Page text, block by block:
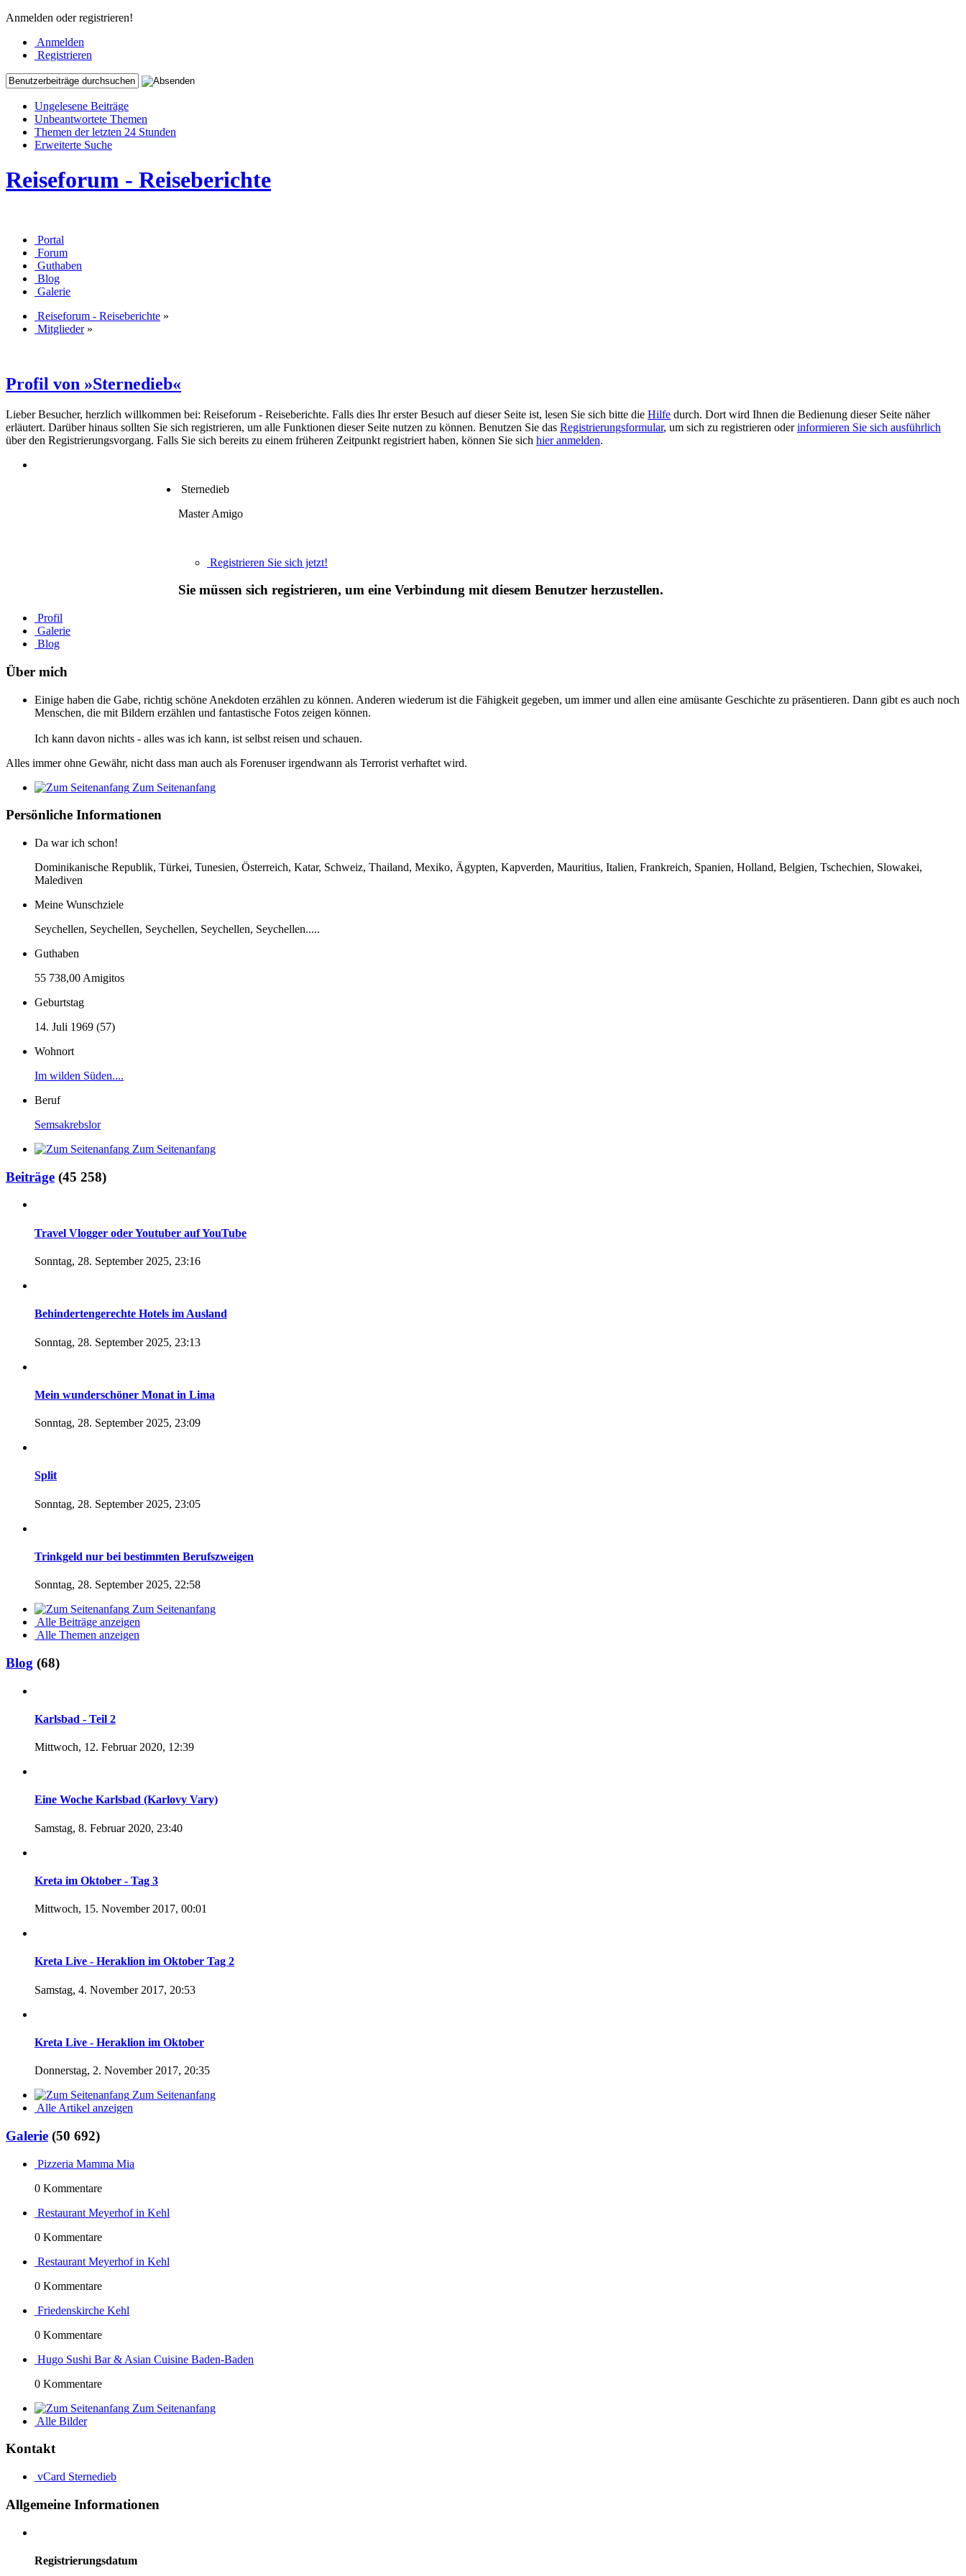
Anmelden oder registrieren!
Anmelden
Registrieren
Ungelesene Beiträge
Unbeantwortete Themen
Themen der letzten 24 Stunden
Erweiterte Suche
Reiseforum - Reiseberichte
Portal
Forum
Guthaben
Blog
Galerie
Reiseforum - Reiseberichte »
Mitglieder»
Profil von »Sternedieb«
Lieber Besucher, herzlich willkommen bei: Reiseforum - Reiseberichte. Falls dies Ihr erster Besuch auf dieser Seite ist, lesen Sie sich bitte die Hilfe durch. Dort wird Ihnen die Bedienung dieser Seite näher
erläutert. Darüber hinaus sollten Sie sich registrieren, um alle Funktionen dieser Seite nutzen zu können. Benutzen Sie das Registrierungsformular, um sich zu registrieren oderinformieren Sie sich ausführlich
über den Registrierungsvorgang. Falls Sie sich bereits zu einem früheren Zeitpunkt registriert haben, können Sie sich hier anmelden.
Sternedieb
Master Amigo
Registrieren Sie sich jetzt!
Sie müssen sich registrieren, um eine Verbindung mit diesem Benutzer herzustellen.
Profil
Galerie
Blog
Über mich
Einige haben die Gabe, richtig schöne Anekdoten erzählen zu können. Anderen wiederum ist die Fähigkeit gegeben, um immer und allen eine amüsante Geschichte zu präsentieren. Dann gibt es auch noch
Menschen, die mit Bildern erzählen und fantastische Fotos zeigen können.
Ich kann davon nichts - alles was ich kann, ist selbst reisen und schauen.
Alles immer ohne Gewähr, nicht dass man auch als Forenuser irgendwann als Terrorist verhaftet wird.
Zum Seitenanfang
Persönliche Informationen
Da war ich schon!
Dominikanische Republik, Türkei, Tunesien, Österreich, Katar, Schweiz, Thailand, Mexiko, Ägypten, Kapverden, Mauritius, Italien, Frankreich, Spanien, Holland, Belgien, Tschechien, Slowakei,
Malediven
Meine Wunschziele
Seychellen, Seychellen, Seychellen, Seychellen, Seychellen.....
Guthaben
55 738,00 Amigitos
Geburtstag
14. Juli 1969 (57)
Wohnort
Im wilden Süden....
Beruf
Semsakrebslor
Zum Seitenanfang
Beiträge (45 258)
Travel Vlogger oder Youtuber auf YouTube
Sonntag, 28. September 2025, 23:16
Behindertengerechte Hotels im Ausland
Sonntag, 28. September 2025, 23:13
Mein wunderschöner Monat in Lima
Sonntag, 28. September 2025, 23:09
Split
Sonntag, 28. September 2025, 23:05
Trinkgeld nur bei bestimmten Berufszweigen
Sonntag, 28. September 2025, 22:58
Zum Seitenanfang
Alle Beiträge anzeigen
Alle Themen anzeigen
Blog (68)
Karlsbad - Teil 2
Mittwoch, 12. Februar 2020, 12:39
Eine Woche Karlsbad (Karlovy Vary)
Samstag, 8. Februar 2020, 23:40
Kreta im Oktober - Tag 3
Mittwoch, 15. November 2017, 00:01
Kreta Live - Heraklion im Oktober Tag 2
Samstag, 4. November 2017, 20:53
Kreta Live - Heraklion im Oktober
Donnerstag, 2. November 2017, 20:35
Zum Seitenanfang
Alle Artikel anzeigen
Galerie (50 692)
Pizzeria Mamma Mia
0 Kommentare
Restaurant Meyerhof in Kehl
0 Kommentare
Restaurant Meyerhof in Kehl
0 Kommentare
Friedenskirche Kehl
0 Kommentare
Hugo Sushi Bar & Asian Cuisine Baden-Baden
0 Kommentare
Zum Seitenanfang
Alle Bilder
Kontakt
vCard Sternedieb
Allgemeine Informationen
Registrierungsdatum